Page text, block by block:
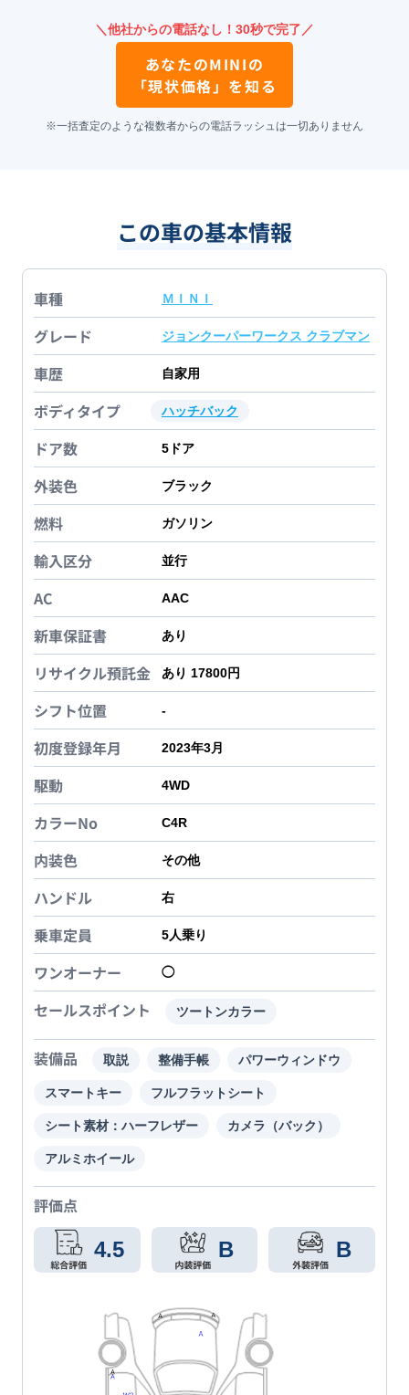
＼他社からの電話なし！30秒で完了／
あなたのMINIの
「現状価格」を知る
※一括査定のような複数者からの電話ラッシュは一切ありません
この車の基本情報
車種 ＭＩＮＩ
グレード ジョンクーパーワークス クラブマン
車歴 自家用
ボディタイプ ハッチバック
ドア数 5 ドア
外装色 ブラック
燃料 ガソリン
輸入区分 並行
AC AAC
新車保証書 あり
リサイクル預託金 あり 17800円
シフト位置 -
初度登録年月 2023年3月
駆動 4WD
カラーNo C4R
内装色 その他
ハンドル 右
乗車定員 5人乗り
ワンオーナー ◯
セールスポイント ツートンカラー
装備品 取説 整備手帳 パワーウィンドウ
スマートキー フルフラットシート
シート素材：ハーフレザー カメラ（バック）
アルミホイール
評価点
4.5 B B